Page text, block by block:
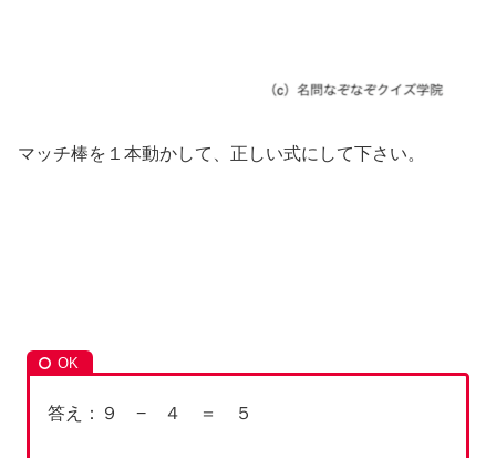
マッチ棒を１本動かして、正しい式にして下さい。
答え：９ − ４ ＝ ５